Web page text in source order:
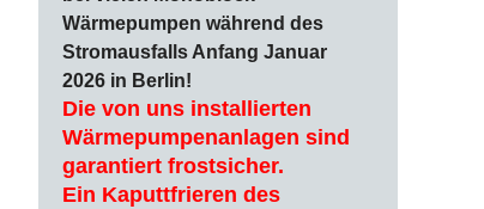
Wärmepumpen während des
Stromausfalls Anfang Januar
2026 in Berlin!
Die von uns installierten
Wärmepumpenanlagen sind
garantiert frostsicher.
Ein Kaputtfrieren des